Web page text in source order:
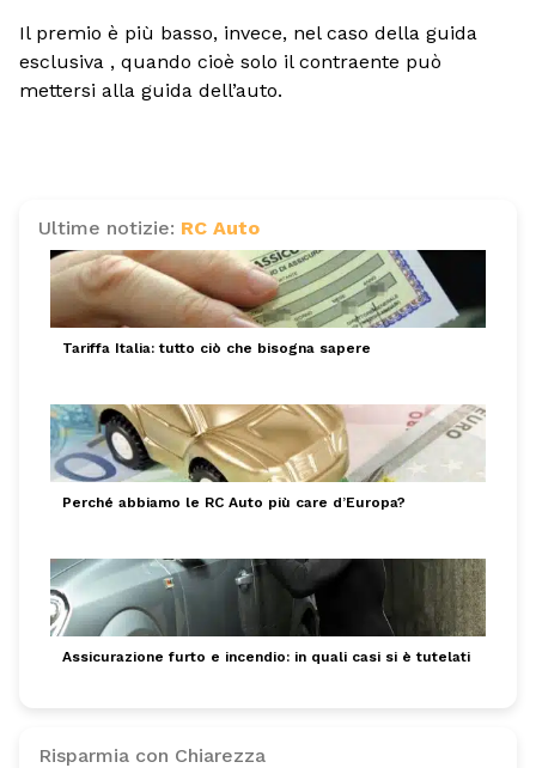
Il premio è più basso, invece, nel caso della guida
esclusiva , quando cioè solo il contraente può
mettersi alla guida dell’auto.
Ultime notizie: RC Auto
Tariffa Italia: tutto ciò che bisogna sapere
Perché abbiamo le RC Auto più care d’Europa?
Assicurazione furto e incendio: in quali casi si è tutelati
Risparmia con Chiarezza